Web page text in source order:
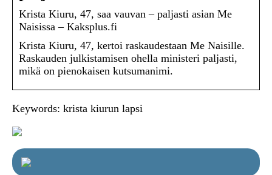
Krista Kiuru, 47, saa vauvan – paljasti asian Me
Naisissa – Kaksplus.fi
Krista Kiuru, 47, kertoi raskaudestaan Me Naisille.
Raskauden julkistamisen ohella ministeri paljasti,
mikä on pienokaisen kutsumanimi.
Keywords: krista kiurun lapsi